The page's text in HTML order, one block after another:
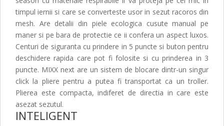
timpul iernii si care se converteste usor in sezut racoros din
mesh. Are detalii din piele ecologica cusute manual pe
maner si pe bara de protectie ce ii confera un aspect luxos.
Centuri de siguranta cu prindere in 5 puncte si buton pentru
deschidere rapida care pot fi folosite si cu prinderea in 3
puncte. MIXX next are un sistem de blocare dintr-un singur
click la pliere pentru a putea fi transportat ca un troller.
Plierea este compacta, indiferet de directia in care este
asezat sezutul.
INTELIGENT